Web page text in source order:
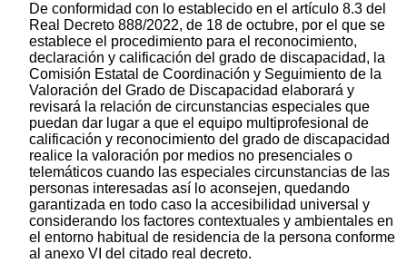
De conformidad con lo establecido en el artículo 8.3 del
Real Decreto 888/2022, de 18 de octubre, por el que se
establece el procedimiento para el reconocimiento,
declaración y calificación del grado de discapacidad, la
Comisión Estatal de Coordinación y Seguimiento de la
Valoración del Grado de Discapacidad elaborará y
revisará la relación de circunstancias especiales que
puedan dar lugar a que el equipo multiprofesional de
calificación y reconocimiento del grado de discapacidad
realice la valoración por medios no presenciales o
telemáticos cuando las especiales circunstancias de las
personas interesadas así lo aconsejen, quedando
garantizada en todo caso la accesibilidad universal y
considerando los factores contextuales y ambientales en
el entorno habitual de residencia de la persona conforme
al anexo VI del citado real decreto.